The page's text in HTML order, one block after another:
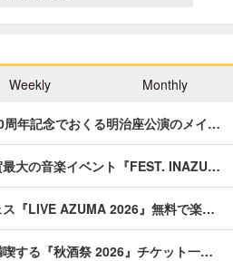
Weekly Monthly
周年記念でおくる明治座公演のメイ…
大の音楽イベント『FEST. INAZU…
『LIVE AZUMA 2026』無料で楽…
する『秋酒祭 2026』チケット一…